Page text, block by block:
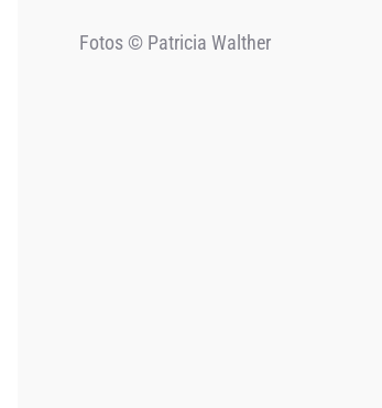
Fotos © Patricia Walther